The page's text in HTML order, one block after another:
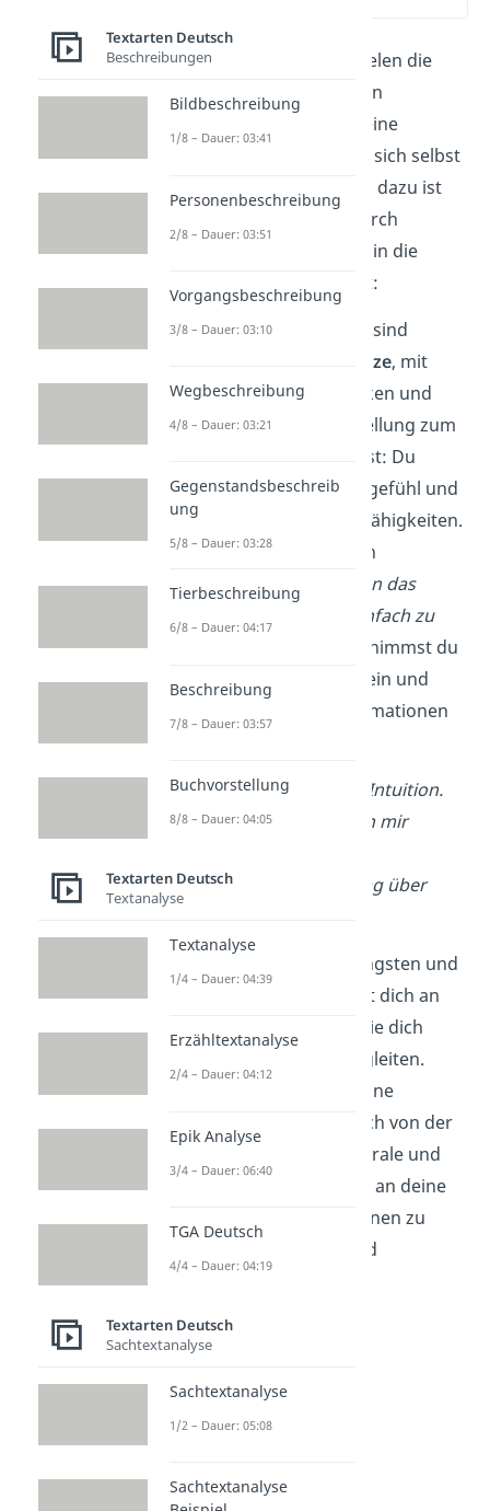
Heutzutage steht bei vielen die
mentale Gesundheit
, ein
und eine
zu sich selbst
im Fokus! Der Schlüssel dazu ist
, das du durch
in die
richtige Richtung lenkst:
Positive Affirmationen
sind
Glaubensansätze, mit
denen du deine Gedanken und
damit auch deine Einstellung zum
Leben gezielt beeinflusst: Du
stärkst dein Selbstwertgefühl und
den Glauben an deine Fähigkeiten.
Statt dich von negativen
Gedanken, wie „
Ich kann das
Ich bin einfach zu
leiten zu lassen, nimmst du
eine
neue Perspektive
ein und
orientierst dich an Affirmationen
Ich höre auf meine Intuition.
Ich erreiche, was ich mir
Ich wachse jeden Tag über
Du löst dich also von Ängsten und
Zweifeln und orientierst dich an
, die dich
durch deinen Alltag begleiten.
Dadurch änderst du deine
, befreist dich von der
negativen Gedankenspirale und
erlaubst dir, tatsächlich an deine
und Visionen zu
glauben — bewusst und
Textarten Deutsch
Beschreibungen
Bildbeschreibung
1/8 – Dauer: 03:41
Personenbeschreibung
2/8 – Dauer: 03:51
Vorgangsbeschreibung
3/8 – Dauer: 03:10
Wegbeschreibung
4/8 – Dauer: 03:21
Gegenstandsbeschreib
ung
5/8 – Dauer: 03:28
Tierbeschreibung
6/8 – Dauer: 04:17
Beschreibung
7/8 – Dauer: 03:57
Buchvorstellung
8/8 – Dauer: 04:05
Textarten Deutsch
Textanalyse
Textanalyse
1/4 – Dauer: 04:39
Erzähltextanalyse
2/4 – Dauer: 04:12
Epik Analyse
3/4 – Dauer: 06:40
TGA Deutsch
4/4 – Dauer: 04:19
Textarten Deutsch
Sachtextanalyse
Sachtextanalyse
1/2 – Dauer: 05:08
Sachtextanalyse